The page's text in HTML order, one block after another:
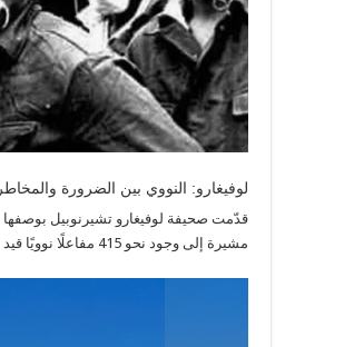
لوفيغارو: النووي بين الضرورة والمخاطر
قدّمت صحيفة لوفيغارو تشيرنوبيل بوصفها
مشيرة إلى وجود نحو 415 مفاعلًا نوويًا قيد التشغيل، و72 مفاعلًا قيد الإنشاء، إلى جانب مشاريع جديدة لمحطات أصغر.